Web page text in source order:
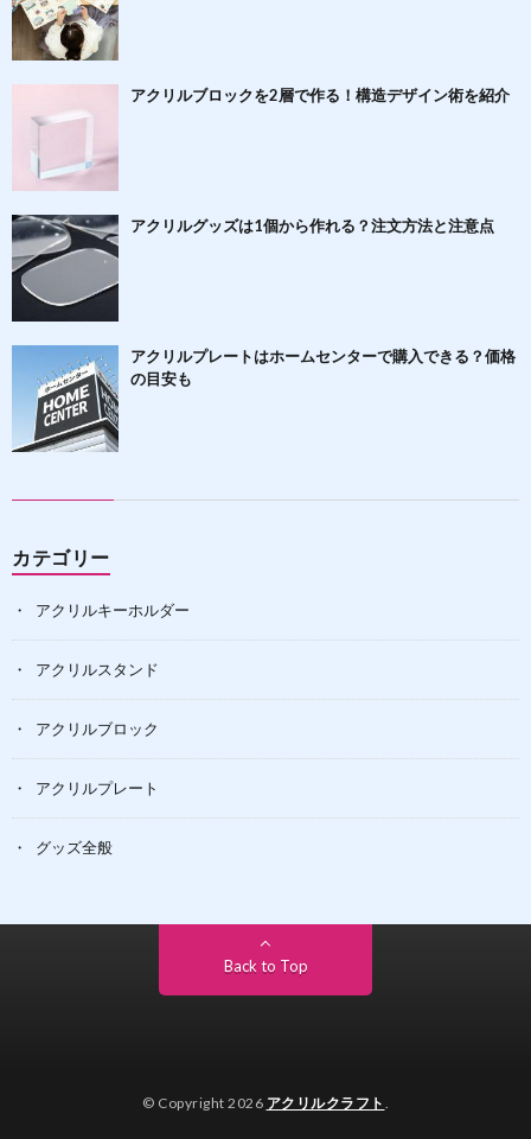
アクリルブロックを2層で作る！構造デザイン術を紹介
アクリルグッズは1個から作れる？注文方法と注意点
アクリルプレートはホームセンターで購入できる？価格
の目安も
カテゴリー
アクリルキーホルダー
アクリルスタンド
アクリルブロック
アクリルプレート
グッズ全般
Back to Top
© Copyright 2026 アクリルクラフト